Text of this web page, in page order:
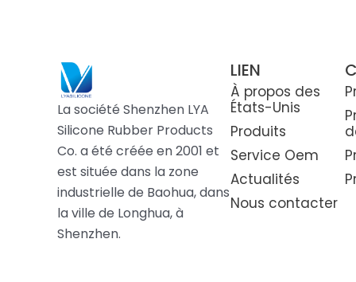
La société Shenzhen LYA
Silicone Rubber Products
Co. a été créée en 2001 et
est située dans la zone
industrielle de Baohua, dans
la ville de Longhua, à
Shenzhen.
LIEN
À propos des
États-Unis
Produits
Service Oem
Actualités
Nous contacter